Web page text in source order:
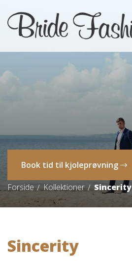
Book tid til kjoleprøvning
Forside Kollektioner Sincerity
Sincerity